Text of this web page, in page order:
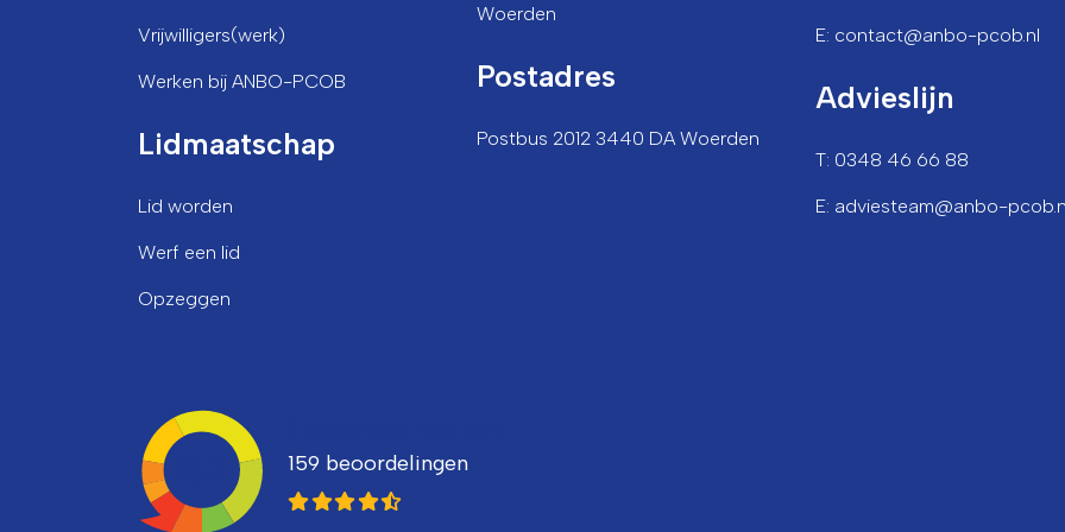
Vrijwilligers(werk)
Werken bij ANBO-PCOB
Lidmaatschap
Lid worden
Werf een lid
Opzeggen
Woerden
Postadres
Postbus 2012 3440 DA Woerden
E: contact@anbo-pcob.nl
Advieslijn
T: 0348 46 66 88
E: adviesteam@anbo-
159 beoordelingen